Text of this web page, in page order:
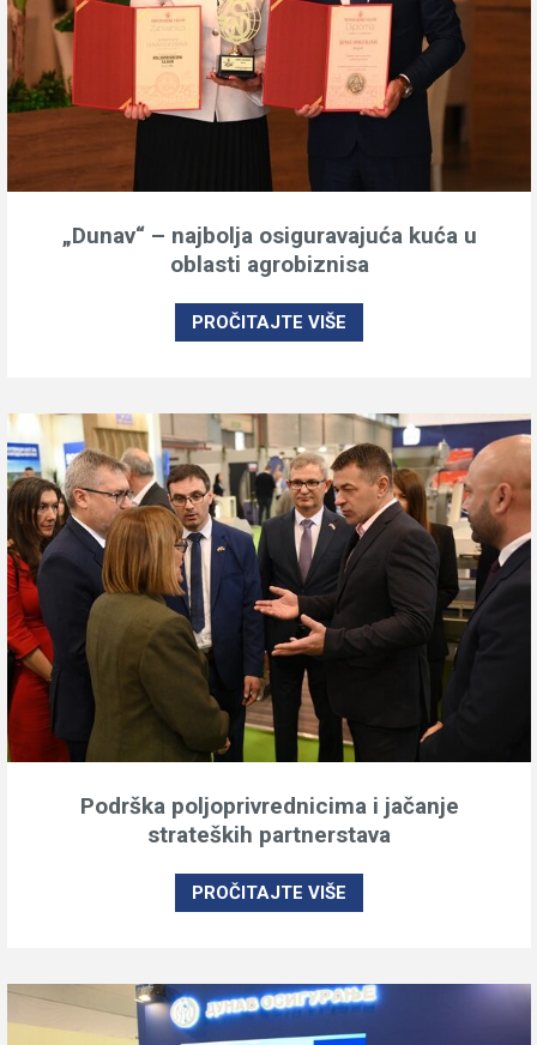
„Dunav“ – najbolja osiguravajuća kuća u
oblasti agrobiznisa
PROČITAJTE VIŠE
Podrška poljoprivrednicima i jačanje
strateških partnerstava
PROČITAJTE VIŠE